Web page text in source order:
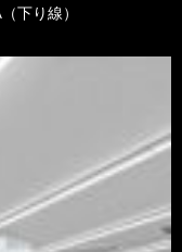
下り線）